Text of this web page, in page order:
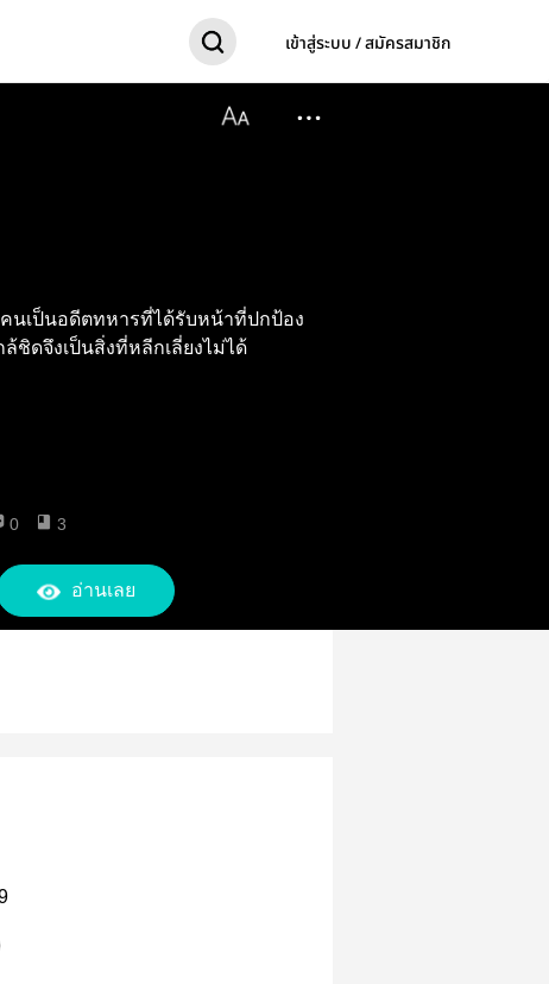
เข้าสู่ระบบ / สมัครสมาชิก
คนเป็นอดีตทหารที่ได้รับหน้าที่ปกป้อง
ชิดจึงเป็นสิ่งที่หลีกเลี่ยงไม่ได้
0 3
อ่านเลย